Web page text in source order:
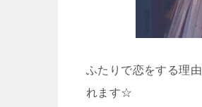
ふたりで恋をする理
れます☆